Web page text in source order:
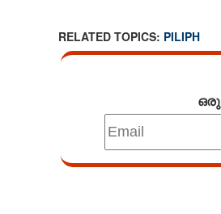
RELATED TOPICS: PILIPH